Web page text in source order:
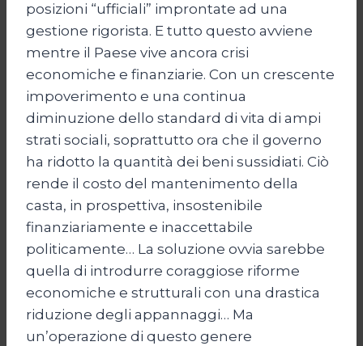
posizioni “ufficiali” improntate ad una
gestione rigorista. E tutto questo avviene
mentre il Paese vive ancora crisi
economiche e finanziarie. Con un crescente
impoverimento e una continua
diminuzione dello standard di vita di ampi
strati sociali, soprattutto ora che il governo
ha ridotto la quantità dei beni sussidiati. Ciò
rende il costo del mantenimento della
casta, in prospettiva, insostenibile
finanziariamente e inaccettabile
politicamente… La soluzione ovvia sarebbe
quella di introdurre coraggiose riforme
economiche e strutturali con una drastica
riduzione degli appannaggi… Ma
un’operazione di questo genere